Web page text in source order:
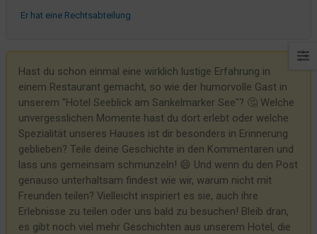
Er hat eine Rechtsabteilung
NICHT öffentlich
Wir wollen immer schön für unsere Gäste sein
Haberbühne
Zettelwirtschaft
Eine Taschenlampe? Bitte, gerne!
Lesezirkel & Co
Der Eimer
Das Geschirrtuch und die Ehrlichkeit
Hast du schon einmal eine wirklich lustige Erfahrung in
einem Restaurant gemacht, so wie der humorvolle Gast in
unserem "Hotel Seeblick am Sankelmarker See"? 🤔 Welche
unvergesslichen Momente hast du dort erlebt oder welche
Spezialität unseres Hauses ist dir besonders in Erinnerung
geblieben? Teile deine Geschichte in den Kommentaren und
lass uns gemeinsam schmunzeln! 😄 Und wenn du den Post
genauso unterhaltsam findest wie wir, warum nicht mit
Freunden teilen? Vielleicht inspiriert es sie, auch ihre
Erlebnisse zu teilen oder uns bald zu besuchen! Bleib dran,
es gibt noch viel mehr Geschichten aus unserem Hotel, die